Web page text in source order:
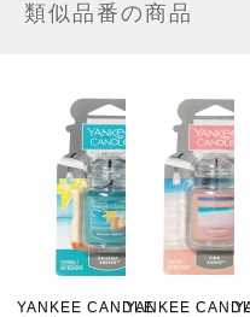
類似品番の商品
YANKEE CANDLEYANKEE